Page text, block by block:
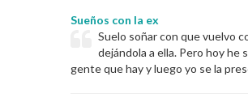
Sueños con la ex
Suelo soñar con que vuelvo
dejándola a ella. Pero hoy he
gente que hay y luego yo se la